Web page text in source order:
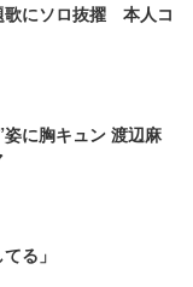
歌にソロ抜擢 本人コ
に胸キュン 渡辺麻
る」